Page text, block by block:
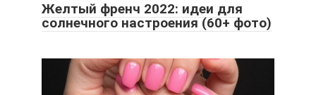
Желтый френч 2022: идеи для
солнечного настроения (60+ фото)